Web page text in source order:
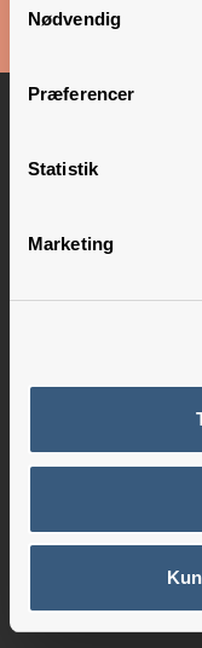
Nødvendig
Præferencer
Statistik
Marketing